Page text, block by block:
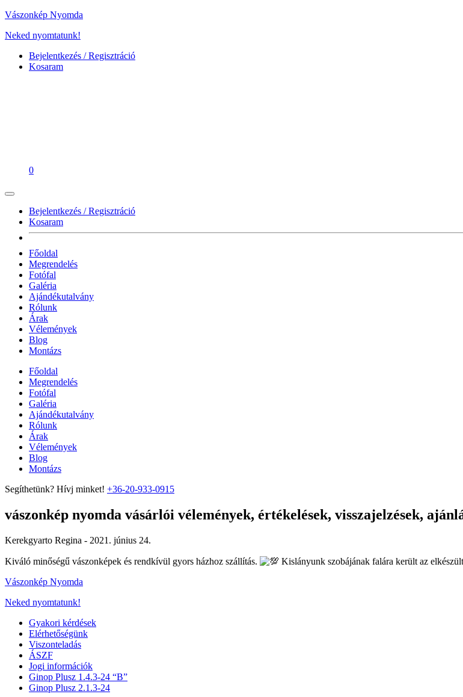
Vászonkép Nyomda
Neked nyomtatunk!
Bejelentkezés / Regisztráció
Kosaram
0
Bejelentkezés / Regisztráció
Kosaram
Főoldal
Megrendelés
Fotófal
Galéria
Ajándékutalvány
Rólunk
Árak
Vélemények
Blog
Montázs
Főoldal
Megrendelés
Fotófal
Galéria
Ajándékutalvány
Rólunk
Árak
Vélemények
Blog
Montázs
Segíthetünk? Hívj minket! +36-20-933-0915
vászonkép nyomda vásárlói vélemények, értékelések, visszajelzések,
Kerekgyarto Regina - 2021. június 24.
Kiváló minőségű vászonképek és rendkívül gyors házhoz szállítás. Kislányunk szobájának falára került az
Vászonkép Nyomda
Neked nyomtatunk!
Gyakori kérdések
Elérhetőségünk
Viszonteladás
ÁSZF
Jogi információk
Ginop Plusz 1.4.3-24 “B”
Ginop Plusz 2.1.3-24